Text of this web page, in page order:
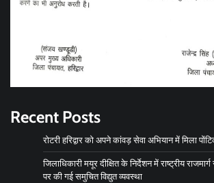
Recent Posts
रोटरी हरिद्वार को अपने कांवड़ सेवा अभियान में मिला
जिलाधिकारी मयूर दीक्षित के निर्देशन में राष्ट्रीय
पर की गई समुचित विद्युत व्यवस्था